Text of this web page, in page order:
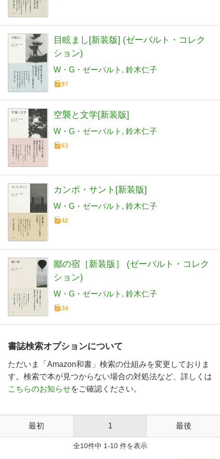
目眩まし[新装版] (ゼーバルト・コレク
ション)
W・G・ゼーバルト 鈴木仁子
97
空襲と文学[新装版]
W・G・ゼーバルト 鈴木仁子
63
カンポ・サント[新装版]
W・G・ゼーバルト 鈴木仁子
42
鄙の宿［新装版］ (ゼーバルト・コレク
ション)
W・G・ゼーバルト 鈴木仁子
34
書誌検索オプションについて
ただいま「Amazon和書」検索の仕組みを変更しておりま
す。検索で本が見つからない場合の対処法など、詳しくは
こちらのお知らせをご確認ください。
最初 1 最後
全10件中 1-10 件を表示